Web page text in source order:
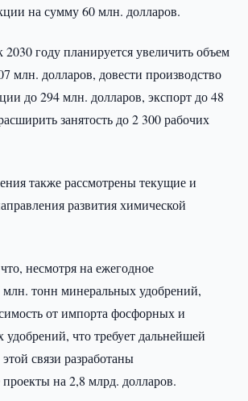
на сумму 60 млн. долларов.
2030 году планируется увеличить объем
млн. долларов, довести производство
до 294 млн. долларов, экспорт до 48
занятость до 2 300 рабочих
также рассмотрены текущие и
развития химической
несмотря на ежегодное
млн. тонн минеральных удобрений,
от импорта фосфорных и
что требует дальнейшей
связи разработаны
на 2,8 млрд. долларов.